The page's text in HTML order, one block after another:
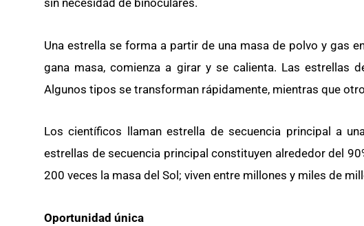
Una estrella se forma a partir de una masa de polvo y gas
gana masa, comienza a girar y se calienta. Las estrellas
Algunos tipos se transforman rápidamente, mientras que
Los científicos llaman estrella de secuencia principal a
estrellas de secuencia principal constituyen alrededor del
200 veces la masa del Sol; viven entre millones y miles de
Oportunidad única